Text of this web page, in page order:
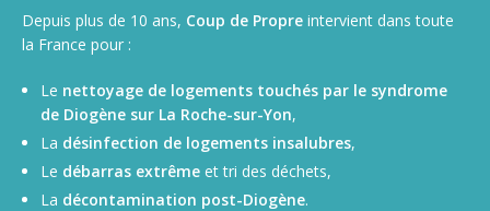
Depuis plus de 10 ans, Coup de Propre intervient dans toute
la France pour :
Le nettoyage de logements touchés par le syndrome
de Diogène sur La Roche-sur-Yon,
La désinfection de logements insalubres,
Le débarras extrêmeet tri des déchets,
La décontamination post-Diogène.